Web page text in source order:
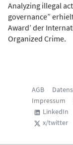
Analyzing illegal
governance”
Award’ der
Organized Crime.
AGB
Impressum
LinkedIn
x/twitter